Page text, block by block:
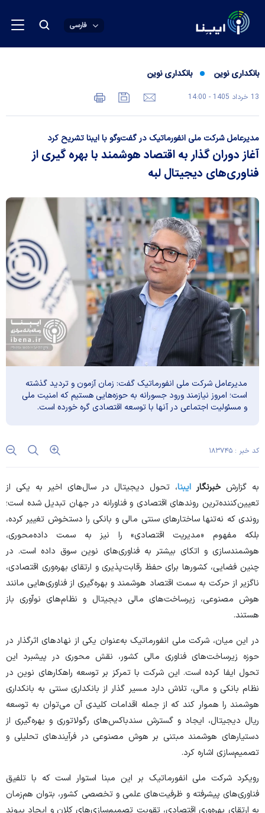
فارسی
بانکداری نوین بانکداری نوین
13 خرداد 1405 - 14:00
مدیرعامل شرکت ملی انفورماتیک در گفت‌وگو با ایبنا تشریح کرد
آغاز دوران گذار به اقتصاد هوشمند با بهره گیری از
فناوری‌های دیجیتال لبه
مدیرعامل شرکت ملی انفورماتیک گفت: زمان آزمون و تردید گذشته
است؛ امروز نیازمند ورود جسورانه به حوزه‌هایی هستیم که امنیت ملی
و مسئولیت اجتماعی در آنها با توسعه اقتصادی گره خورده است.
کد خبر : ۱۸۳۷۴۵
به گزارش خبرنگار ایبنا، تحول دیجیتال در سال‌های اخیر به یکی از
تعیین‌کننده‌ترین روند‌های اقتصادی و فناورانه در جهان تبدیل شده است؛
روندی که نه‌تنها ساختار‌های سنتی مالی و بانکی را دستخوش تغییر کرده،
بلکه مفهوم «مدیریت اقتصادی» را نیز به سمت داده‌محوری،
هوشمندسازی و اتکای بیشتر به فناوری‌های نوین سوق داده است. در
چنین فضایی، کشور‌ها برای حفظ رقابت‌پذیری و ارتقای بهره‌وری اقتصادی،
ناگزیر از حرکت به سمت اقتصاد هوشمند و بهره‌گیری از فناوری‌هایی مانند
هوش مصنوعی، زیرساخت‌های مالی دیجیتال و نظام‌های نوآوری باز
هستند.
در این میان، شرکت ملی انفورماتیک به‌عنوان یکی از نهاد‌های اثرگذار در
حوزه زیرساخت‌های فناوری مالی کشور، نقش محوری در پیشبرد این
تحول ایفا کرده است. این شرکت با تمرکز بر توسعه راهکار‌های نوین در
نظام بانکی و مالی، تلاش دارد مسیر گذار از بانکداری سنتی به بانکداری
هوشمند را هموار کند که از جمله اقدامات کلیدی آن می‌توان به توسعه
ریال دیجیتال، ایجاد و گسترش سندباکس‌های رگولاتوری و بهره‌گیری از
دستیار‌های هوشمند مبتنی بر هوش مصنوعی در فرآیند‌های تحلیلی و
تصمیم‌سازی اشاره کرد.
رویکرد شرکت ملی انفورماتیک بر این مبنا استوار است که با تلفیق
فناوری‌های پیشرفته و ظرفیت‌های علمی و تخصصی کشور، بتوان هم‌زمان
به ارتقای بهره‌وری اقتصادی، تقویت تصمیم‌سازی‌های کلان و ایجاد پیوند